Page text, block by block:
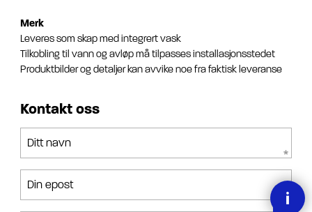
Merk
Leveres som skap med integrert vask
Tilkobling til vann og avløp må tilpasses installasjonsstedet
Produktbilder og detaljer kan avvike noe fra faktisk leveranse
Kontakt oss
Ditt navn
Din epost